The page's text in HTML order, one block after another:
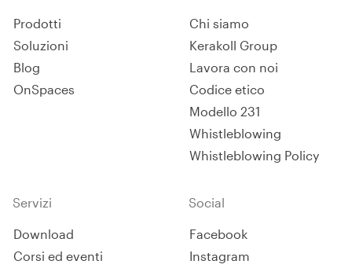
Prodotti
Soluzioni
Blog
OnSpaces
Chi siamo
Kerakoll Group
Lavora con noi
Codice etico
Modello 231
Whistleblowing
Whistleblowing Policy
Servizi
Download
Corsi ed eventi
Social
Facebook
Instagram